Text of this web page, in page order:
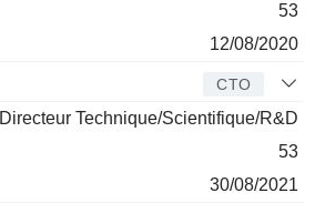
53
12/08/2020
CTO
Directeur Technique/Scientifique/R&D
53
30/08/2021